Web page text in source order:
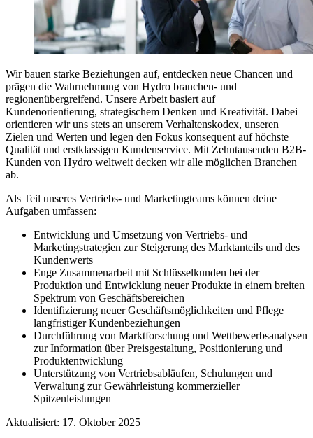
Wir bauen starke Beziehungen auf, entdecken neue Chancen und
prägen die Wahrnehmung von Hydro branchen- und
regionenübergreifend. Unsere Arbeit basiert auf
Kundenorientierung, strategischem Denken und Kreativität. Dabei
orientieren wir uns stets an unserem Verhaltenskodex, unseren
Zielen und Werten und legen den Fokus konsequent auf höchste
Qualität und erstklassigen Kundenservice. Mit Zehntausenden B2B-
Kunden von Hydro weltweit decken wir alle möglichen Branchen
ab.
Als Teil unseres Vertriebs- und Marketingteams können deine
Aufgaben umfassen:
Entwicklung und Umsetzung von Vertriebs- und
Marketingstrategien zur Steigerung des Marktanteils und des
Kundenwerts
Enge Zusammenarbeit mit Schlüsselkunden bei der
Produktion und Entwicklung neuer Produkte in einem breiten
Spektrum von Geschäftsbereichen
Identifizierung neuer Geschäftsmöglichkeiten und Pflege
langfristiger Kundenbeziehungen
Durchführung von Marktforschung und Wettbewerbsanalysen
zur Information über Preisgestaltung, Positionierung und
Produktentwicklung
Unterstützung von Vertriebsabläufen, Schulungen und
Verwaltung zur Gewährleistung kommerzieller
Spitzenleistungen
Aktualisiert: 17. Oktober 2025